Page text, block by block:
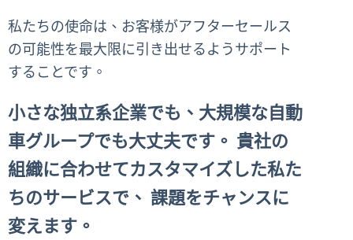
私たちの使命は、お客様がアフターセールス
の可能性を最大限に引き出せるようサポート
することです。
小さな独立系企業でも、大規模な自動
車グループでも大丈夫です。 貴社の
組織に合わせてカスタマイズした私た
ちのサービスで、 課題をチャンスに
変えます。